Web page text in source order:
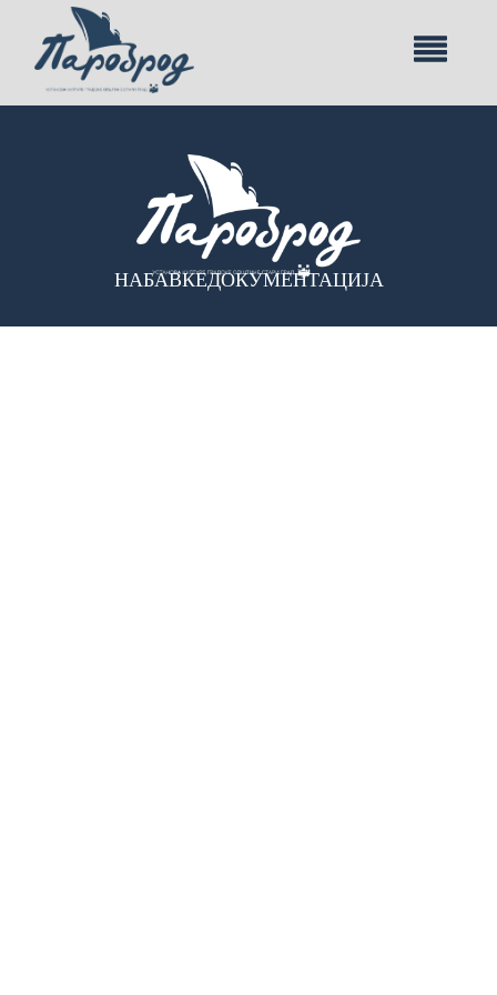
НАБАВКЕДОКУМЕНТАЦИЈА